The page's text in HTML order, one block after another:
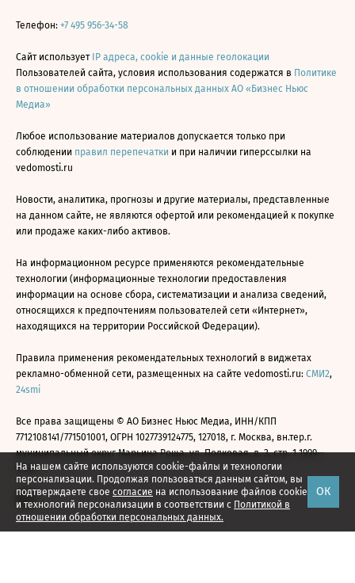
На нашем сайте используются cookie-файлы и технологии
персонализации. Продолжая пользоваться данным сайтом, вы
подтверждаете свое согласие на использование файлов cookie
и технологий персонализации в соответствии с Политикой в
отношении обработки персональных данных.
ОК
Телефон: +7 495 956-34-58
Сайт использует IP адреса, cookie и данные геолокации
Пользователей сайта, условия использования содержатся в Политике
в отношении обработки персональных данных АО «Бизнес Ньюс
Медиа»
Любое использование материалов допускается только при
соблюдении правил перепечатки и при наличии гиперссылки на
vedomosti.ru
Новости, аналитика, прогнозы и другие материалы, представленные
на данном сайте, не являются офертой или рекомендацией к покупке
или продаже каких-либо активов.
На информационном ресурсе применяются рекомендательные
технологии (информационные технологии предоставления
информации на основе сбора, систематизации и анализа сведений,
относящихся к предпочтениям пользователей сети «Интернет»,
находящихся на территории Российской Федерации).
Правила применения рекомендательных технологий в виджетах
рекламно-обменной сети, размещенных на сайте vedomosti.ru: СМИ2,
24smi
Все права защищены © АО Бизнес Ньюс Медиа, ИНН/КПП
7712108141/771501001, ОГРН 1027739124775, 127018, г. Москва, вн.тер.г.
муниципальный округ Марьина Роща, ул. Полковая, д. 3, стр. 1 1999—
2026